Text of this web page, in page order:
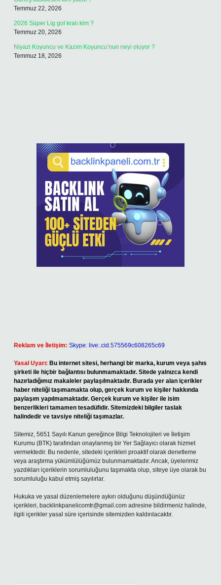
Temmuz 22, 2026
2026 Süper Lig gol kralı kim ?
Temmuz 20, 2026
Niyazi Koyuncu ve Kazım Koyuncu’nun neyi oluyor ?
Temmuz 18, 2026
Reklam ve İletişim: Skype: live:.cid.575569c608265c69
Yasal Uyarı: Bu internet sitesi, herhangi bir marka, kurum veya şahıs
şirketi ile hiçbir bağlantısı bulunmamaktadır. Sitede yalnızca kendi
hazırladığımız makaleler paylaşılmaktadır. Burada yer alan içerikler
haber niteliği taşımamakta olup, gerçek kurum ve kişiler hakkında
paylaşım yapılmamaktadır. Gerçek kurum ve kişiler ile isim
benzerlikleri tamamen tesadüfidir. Sitemizdeki bilgiler taslak
halindedir ve tavsiye niteliği taşımazlar.
Sitemiz, 5651 Sayılı Kanun gereğince Bilgi Teknolojileri ve İletişim
Kurumu (BTK) tarafından onaylanmış bir Yer Sağlayıcı olarak hizmet
vermektedir. Bu nedenle, sitedeki içerikleri proaktif olarak denetleme
veya araştırma yükümlülüğümüz bulunmamaktadır. Ancak, üyelerimiz
yazdıkları içeriklerin sorumluluğunu taşımakta olup, siteye üye olarak bu
sorumluluğu kabul etmiş sayılırlar.
Hukuka ve yasal düzenlemelere aykırı olduğunu düşündüğünüz
içerikleri, backlinkpanelicomtr@gmail.com adresine bildirmeniz halinde,
ilgili içerikler yasal süre içerisinde sitemizden kaldırılacaktır.